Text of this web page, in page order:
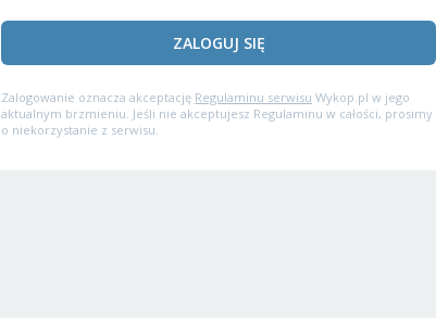
ZALOGUJ SIĘ
Zalogowanie oznacza akceptację Regulaminu serwisu Wykop.pl w jego
aktualnym brzmieniu. Jeśli nie akceptujesz Regulaminu w całości, prosimy
o niekorzystanie z serwisu.